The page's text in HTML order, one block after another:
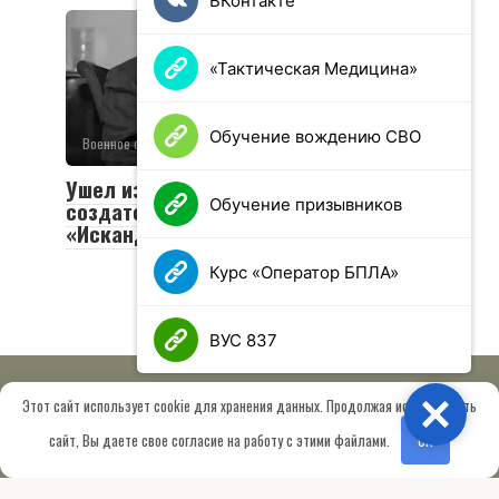
Военное обозрение 0 49 просмотров
Ушел из жизни Валериан Соболев —
создатель легендарных «Тополей» и
«Искандеров»
© 2026 МОО «Союз ветеранов спецназа ГРУ имени Героя РФ
Шектаева Д.А.»Сведения об образовательной организации
Этот сайт использует cookie для хранения данных. Продолжая использовать
сайт, Вы даете свое согласие на работу с этими файлами.
OK
«Тактическая Медицина»
Обучение вождению СВО
Обучение призывников
Курс «Оператор БПЛА»
ВУС 837
Close